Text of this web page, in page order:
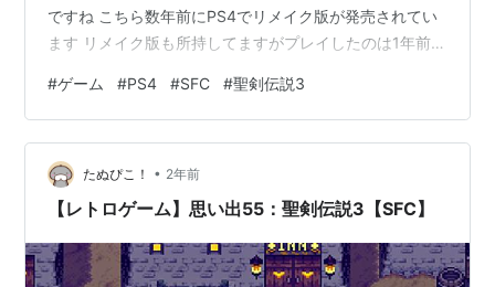
ですね こちら数年前にPS4でリメイク版が発売されてい
ます リメイク版も所持してますがプレイしたのは1年前な
みようかな とりあえず今回は『聖剣伝説3 SFC版』を書
いていきます 6人いるキャラから主人公1人と仲間2人を
選んでプレイしていくシステムです レベルが一定数以上
になると各キャラ大幅強化できる『クラスチェンジ』シ
ステム というのもありレベル18以上でクラス2、38以上
#ゲーム #PS4 #SFC #聖剣伝説3
たぬぴこ！ • 2年前
【レトロゲーム】思い出55：聖剣伝説3【SFC】